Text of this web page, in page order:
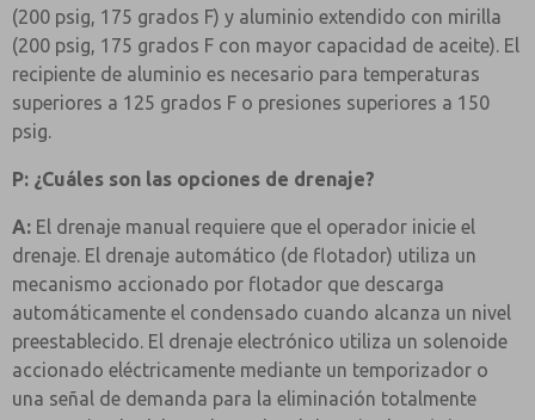
(200 psig, 175 grados F) y aluminio extendido con mirilla
(200 psig, 175 grados F con mayor capacidad de aceite). El
recipiente de aluminio es necesario para temperaturas
superiores a 125 grados F o presiones superiores a 150
psig.
P: ¿Cuáles son las opciones de drenaje?
A: El drenaje manual requiere que el operador inicie el
drenaje. El drenaje automático (de flotador) utiliza un
mecanismo accionado por flotador que descarga
automáticamente el condensado cuando alcanza un nivel
preestablecido. El drenaje electrónico utiliza un solenoide
accionado eléctricamente mediante un temporizador o
una señal de demanda para la eliminación totalmente